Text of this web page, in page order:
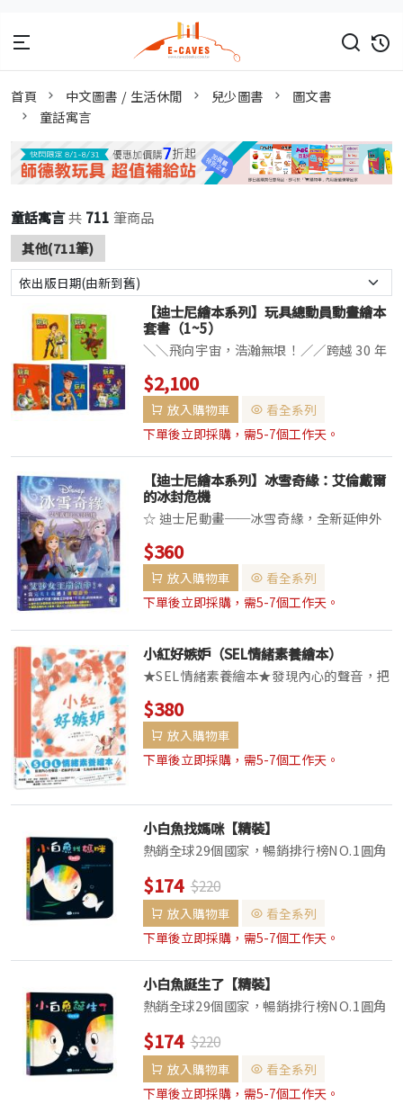
首頁 中文圖書 / 生活休閒 兒少圖書
圖文書
童話寓言
童話寓言共 711 筆商品
其他(711筆)
【迪士尼繪本系列】玩具總動員動畫繪本
套書（1~5）
＼＼飛向宇宙，浩瀚無垠！／／跨越 30 年
的感動，全系列 5 集一次收藏！☆ 全球動
畫影史傳奇： 從 1995 年到 2026 年，見證
胡迪與巴斯光年最完整的冒險篇章。★ 關
於成長的必修課： 橫跨「友...
$2,100
放入購物車
看全系列
下單後立即採購，需5-7個工作天。
【迪士尼繪本系列】冰雪奇緣：艾倫戴爾
的冰封危機
☆ 迪士尼動畫──冰雪奇緣，全新延伸外
傳故事 ！★ 當「完美主義」遇上「連環意
外」，一場笑料百出的冰上救援即將展開
！艾倫戴爾慶典正式開幕了 ！追求完美的
艾莎女王正緊張地檢查每個細節 ，希望能
$360
放入購物車
看全系列
下單後立即採購，需5-7個工作天。
小紅好嫉妒（SEL情緒素養繪本）
★SEL情緒素養繪本★發現內心的聲音，把
嫉妒的力量，化為成長的原動力！小紅拿著
鮮紅的橡皮擦走上街頭。他忙著到處奔走，
把藍色一一擦掉。紅色所到之處，很快就被
悶熱的空氣取代。小紅越是興奮地四處亂
$380
放入購物車
下單後立即採購，需5-7個工作天。
小白魚找媽咪【精裝】
熱銷全球29個國家，暢銷排行榜NO.1圓角
媽媽，在路途中遇到好多朋友。紅色的螃
蟹、橘色的海星、黃色的蝸牛、綠色的烏
龜…。最後，他終於找到和自己一樣，...
$174 $220
放入購物車
看全系列
下單後立即採購，需5-7個工作天。
小白魚誕生了【精裝】
熱銷全球29個國家，暢銷排行榜NO.1圓角
裡迎來一位新成員，小白魚爸爸、小白魚媽
媽迫不及待想告訴大家這個好消息，小白魚
出生的第一天，發現了哪些新奇又有趣的事
$174 $220
放入購物車
看全系列
下單後立即採購，需5-7個工作天。